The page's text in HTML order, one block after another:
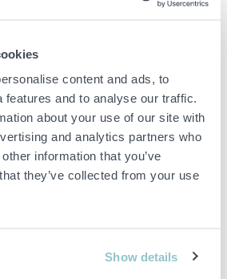
content and ads, to
features and to analyse our traffic.
about your use of our site with
and analytics partners who
information that you’ve
they’ve collected from your use
Show details
och serviceavgiften debiteras på alla
från likvärdiga begagnade varor
Anmärkningar i beskrivningen på
ansvarar inte PS för avvikelsen.
av auktionsfirman om inget annat sägs
Objektsbeskrivningen är framtagen
men är ej bindande i detalj.